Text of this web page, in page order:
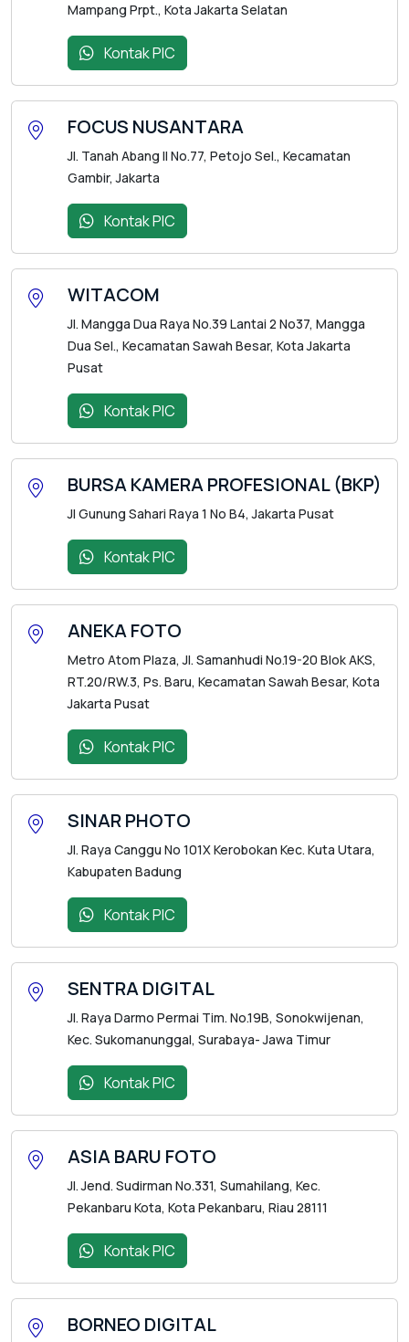
Mampang Prpt., Kota Jakarta Selatan
Kontak PIC
FOCUS NUSANTARA
Jl. Tanah Abang II No.77, Petojo Sel., Kecamatan
Gambir, Jakarta
Kontak PIC
WITACOM
Jl. Mangga Dua Raya No.39 Lantai 2 No37, Mangga
Dua Sel., Kecamatan Sawah Besar, Kota Jakarta
Pusat
Kontak PIC
BURSA KAMERA PROFESIONAL (BKP)
Jl Gunung Sahari Raya 1 No B4, Jakarta Pusat
Kontak PIC
ANEKA FOTO
Metro Atom Plaza, Jl. Samanhudi No.19-20 Blok AKS,
RT.20/RW.3, Ps. Baru, Kecamatan Sawah Besar, Kota
Jakarta Pusat
Kontak PIC
SINAR PHOTO
Jl. Raya Canggu No 101X Kerobokan Kec. Kuta Utara,
Kabupaten Badung
Kontak PIC
SENTRA DIGITAL
Jl. Raya Darmo Permai Tim. No.19B, Sonokwijenan,
Kec. Sukomanunggal, Surabaya- Jawa Timur
Kontak PIC
ASIA BARU FOTO
Jl. Jend. Sudirman No.331, Sumahilang, Kec.
Pekanbaru Kota, Kota Pekanbaru, Riau 28111
Kontak PIC
BORNEO DIGITAL